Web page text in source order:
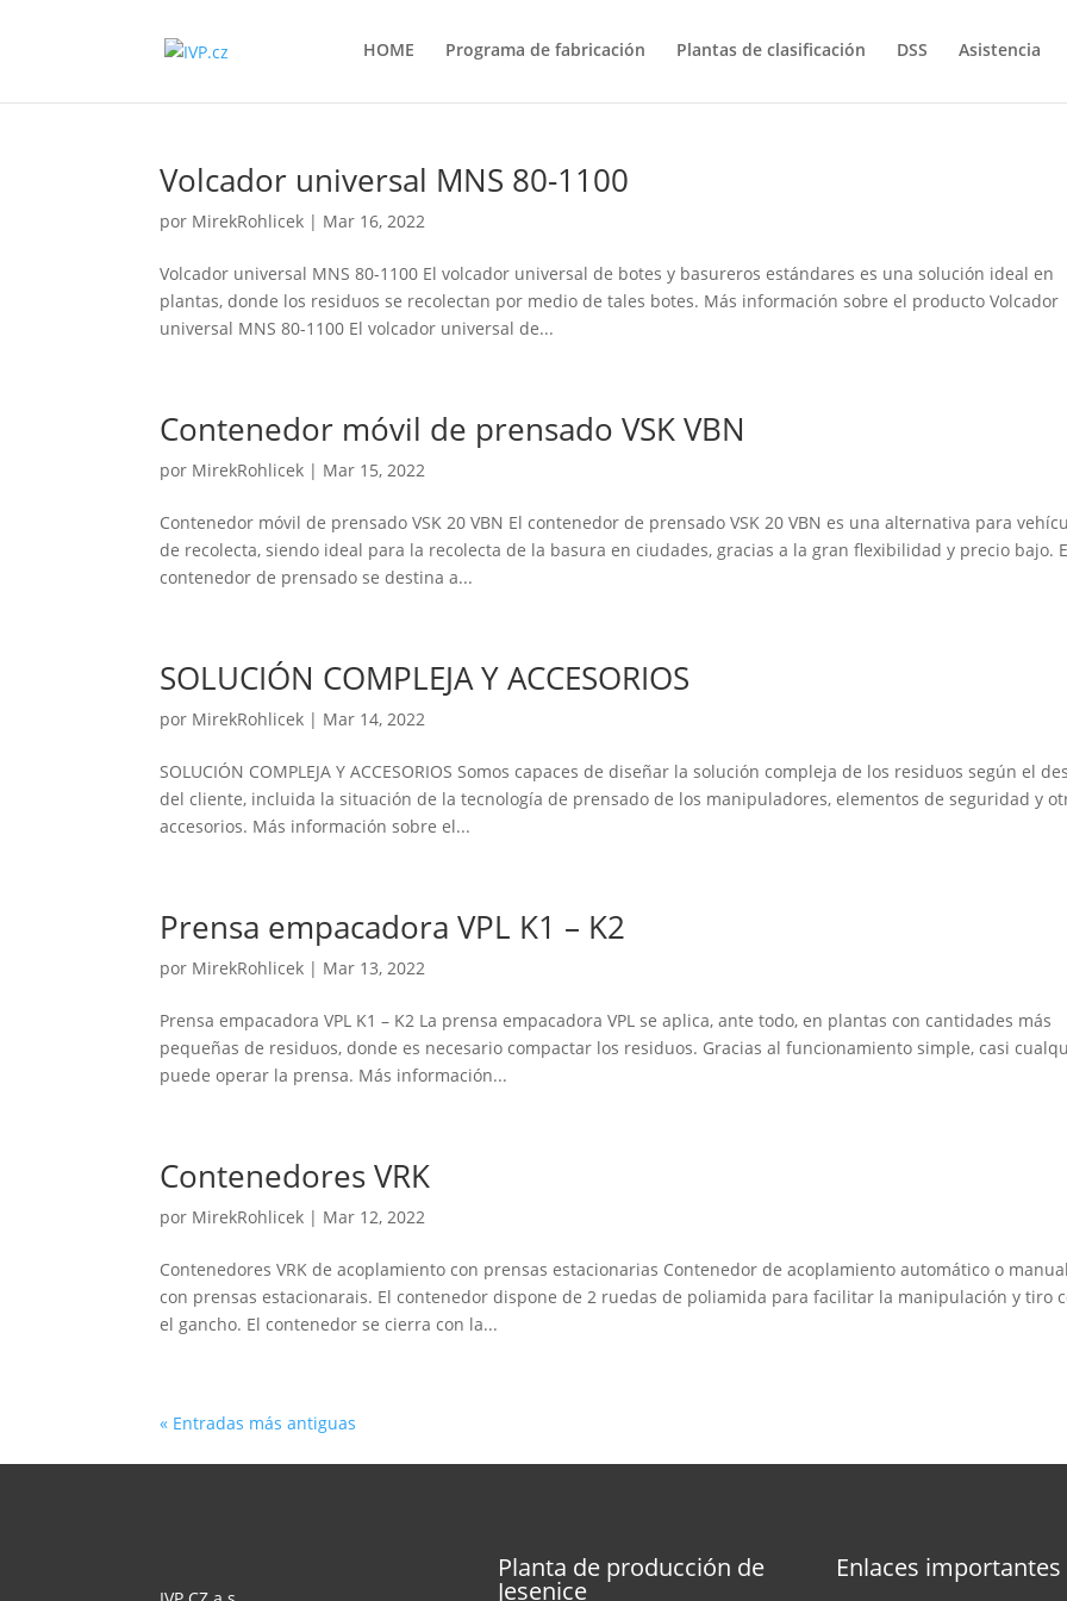
HOME Programa de fabricación Plantas de clasificación DSS Asistencia
Volcador universal MNS 80-1100
por MirekRohlicek | Mar 16, 2022
Volcador universal MNS 80-1100 El volcador universal de botes y basureros estándares es una solución ideal en
plantas, donde los residuos se recolectan por medio de tales botes. Más información sobre el producto Volcador
universal MNS 80-1100 El volcador universal de...
Contenedor móvil de prensado VSK VBN
por MirekRohlicek | Mar 15, 2022
Contenedor móvil de prensado VSK 20 VBN El contenedor de prensado VSK 20 VBN es una alternativa para
de recolecta, siendo ideal para la recolecta de la basura en ciudades, gracias a la gran flexibilidad y precio bajo.
contenedor de prensado se destina a...
SOLUCIÓN COMPLEJA Y ACCESORIOS
por MirekRohlicek | Mar 14, 2022
SOLUCIÓN COMPLEJA Y ACCESORIOS Somos capaces de diseñar la solución compleja de los residuos según el
del cliente, incluida la situación de la tecnología de prensado de los manipuladores, elementos de seguridad y
accesorios. Más información sobre el...
Prensa empacadora VPL K1 – K2
por MirekRohlicek | Mar 13, 2022
Prensa empacadora VPL K1 – K2 La prensa empacadora VPL se aplica, ante todo, en plantas con cantidades más
pequeñas de residuos, donde es necesario compactar los residuos. Gracias al funcionamiento simple, casi
puede operar la prensa. Más información...
Contenedores VRK
por MirekRohlicek | Mar 12, 2022
Contenedores VRK de acoplamiento con prensas estacionarias Contenedor de acoplamiento automático o manual
con prensas estacionarais. El contenedor dispone de 2 ruedas de poliamida para facilitar la manipulación y tiro
el gancho. El contenedor se cierra con la...
« Entradas más antiguas
Planta de producción de
Jesenice
Enlaces importantes